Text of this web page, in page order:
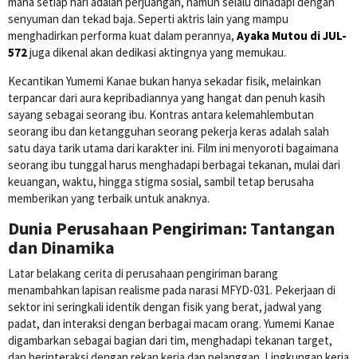
senyuman dan tekad baja. Seperti aktris lain yang mampu
menghadirkan performa kuat dalam perannya, Ayaka Mutou di JUL-
572juga dikenal akan dedikasi aktingnya yang memukau.
Kecantikan Yumemi Kanae bukan hanya sekadar fisik, melainkan
terpancar dari aura kepribadiannya yang hangat dan penuh kasih
sayang sebagai seorang ibu. Kontras antara kelemahlembutan
seorang ibu dan ketangguhan seorang pekerja keras adalah salah
satu daya tarik utama dari karakter ini. Film ini menyoroti bagaimana
seorang ibu tunggal harus menghadapi berbagai tekanan, mulai dari
keuangan, waktu, hingga stigma sosial, sambil tetap berusaha
memberikan yang terbaik untuk anaknya.
Dunia Perusahaan Pengiriman: Tantangan
dan Dinamika
Latar belakang cerita di perusahaan pengiriman barang
menambahkan lapisan realisme pada narasi MFYD-031. Pekerjaan di
sektor ini seringkali identik dengan fisik yang berat, jadwal yang
padat, dan interaksi dengan berbagai macam orang. Yumemi Kanae
digambarkan sebagai bagian dari tim, menghadapi tekanan target,